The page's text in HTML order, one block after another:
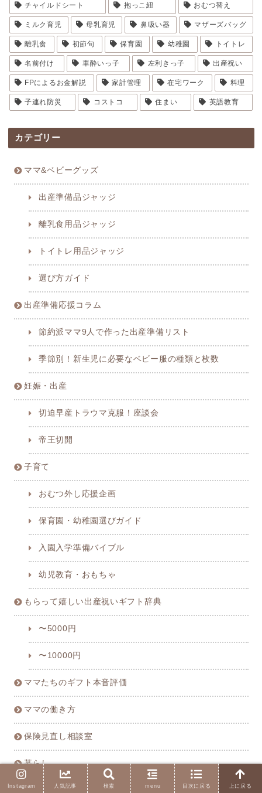
チャイルドシート 抱っこ紐 おむつ替え
ミルク育児 母乳育児 鼻吸い器 マザーズバッグ
離乳食 初節句 保育園 幼稚園 トイトレ
名前付け 車酔いっ子 左利きっ子 出産祝い
FPによるお金解説 家計管理 在宅ワーク 料理
子連れ防災 コストコ 住まい 英語教育
カテゴリー
ママ&ベビーグッズ
出産準備品ジャッジ
離乳食用品ジャッジ
トイトレ用品ジャッジ
選び方ガイド
出産準備応援コラム
節約派ママ9人で作った出産準備リスト
季節別！新生児に必要なベビー服の種類と枚数
妊娠・出産
切迫早産トラウマ克服！座談会
帝王切開
子育て
おむつ外し応援企画
保育園・幼稚園選びガイド
入園入学準備バイブル
幼児教育・おもちゃ
もらって嬉しい出産祝いギフト辞典
〜5000円
〜10000円
ママたちのギフト本音評価
ママの働き方
保険見直し相談室
暮らし
Instagram 人気記事 検索 menu 目次に戻る 上に戻る